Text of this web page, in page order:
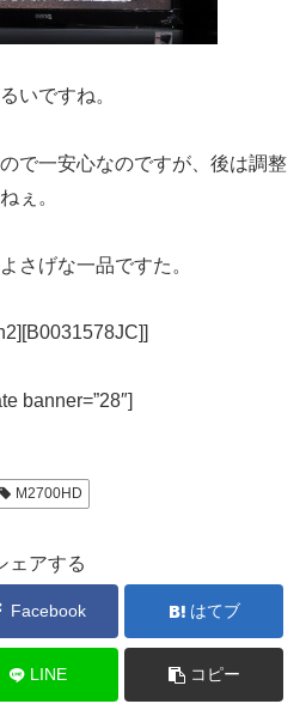
いですね。
で一安心なのですが、後は調整
ぇ。
さげな一品ですた。
banner=”28″]
M2700HD
ェアする
Facebook はてブ
LINE コピー